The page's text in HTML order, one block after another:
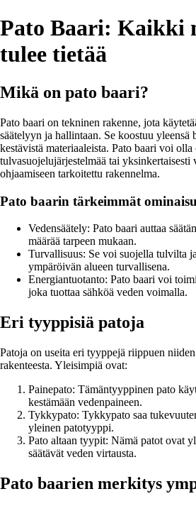
Pato Baari: Kaikki
tulee tietää
Mikä on pato baari?
Pato baari on tekninen rakenne, jota
säätelyyn ja hallintaan. Se koostuu yleensä
kestävistä materiaaleista. Pato baari voi
tulvasuojelujärjestelmää tai yksinkertaisesti
ohjaamiseen tarkoitettu rakennelma.
Pato baarin tärkeimmät
Vedensäätely: Pato baari auttaa
määrää tarpeen mukaan.
Turvallisuus: Se voi suojella tulvilta
ympäröivän alueen turvallisena.
Energiantuotanto: Pato baari voi
joka tuottaa sähköä veden voimalla.
Eri tyyppisiä patoja
Patoja on useita eri tyyppejä riippuen
rakenteesta. Yleisimpiä ovat:
Painepato: Tämäntyyppinen pato
kestämään vedenpaineen.
Tykkypato: Tykkypato saa
yleinen patotyyppi.
Pato altaan tyypit: Nämä patot ovat
säätävät veden virtausta.
Pato baarien merkitys